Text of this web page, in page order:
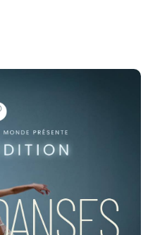
France partageront leur
pour les enfants du
et la diversité des
!